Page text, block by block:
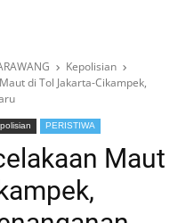
Kepolisian
di Tol Jakarta-Cikampek,
PERISTIWA
Maut